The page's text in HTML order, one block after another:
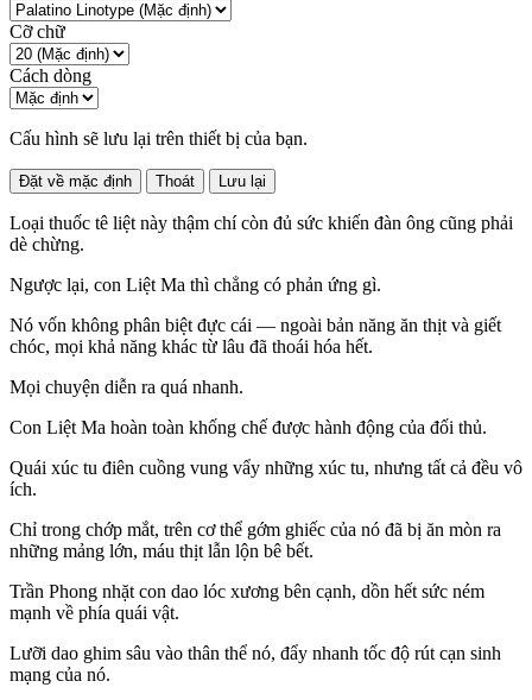
Cỡ chữ
Cách dòng
Cấu hình sẽ lưu lại trên thiết bị của bạn.
Đặt về mặc định Thoát Lưu lại
Loại thuốc tê liệt này thậm chí còn đủ sức khiến đàn ông cũng phải
dè chừng.
Ngược lại, con Liệt Ma thì chẳng có phản ứng gì.
Nó vốn không phân biệt đực cái — ngoài bản năng ăn thịt và giết
chóc, mọi khả năng khác từ lâu đã thoái hóa hết.
Mọi chuyện diễn ra quá nhanh.
Con Liệt Ma hoàn toàn khống chế được hành động của đối thủ.
Quái xúc tu điên cuồng vung vẩy những xúc tu, nhưng tất cả đều vô
ích.
Chỉ trong chớp mắt, trên cơ thể gớm ghiếc của nó đã bị ăn mòn ra
những mảng lớn, máu thịt lẫn lộn bê bết.
Trần Phong nhặt con dao lóc xương bên cạnh, dồn hết sức ném
mạnh về phía quái vật.
Lưỡi dao ghim sâu vào thân thể nó, đẩy nhanh tốc độ rút cạn sinh
mạng của nó.